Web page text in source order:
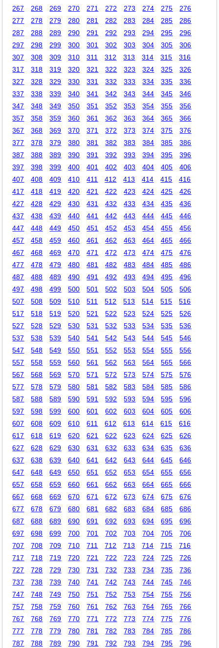
267 268 269 270 271 272 273 274 275
276
277
278 279 280 281 282 283 284 285
286
287
288 289 290 291 292 293 294 295
296
297
298 299 300 301 302 303 304 305
306
307
308 309 310 311 312 313 314 315
316
317
318 319 320 321 322 323 324 325
326
327
328 329 330 331 332 333 334 335
336
337
338 339 340 341 342 343 344 345
346
347
348 349 350 351 352 353 354 355
356
357
358 359 360 361 362 363 364 365
366
367
368 369 370 371 372 373 374 375
376
377
378 379 380 381 382 383 384 385
386
387
388 389 390 391 392 393 394 395
396
397
398 399 400 401 402 403 404 405
406
407
408 409 410 411 412 413 414 415
416
417
418 419 420 421 422 423 424 425
426
427
428 429 430 431 432 433 434 435
436
437
438 439 440 441 442 443 444 445
446
447
448 449 450 451 452 453 454 455
456
457
458 459 460 461 462 463 464 465
466
467
468 469 470 471 472 473 474 475
476
477
478 479 480 481 482 483 484 485
486
487
488 489 490 491 492 493 494 495
496
497
498 499 500 501 502 503 504 505
506
507
508 509 510 511 512 513 514 515
516
517
518 519 520 521 522 523 524 525
526
527
528 529 530 531 532 533 534 535
536
537
538 539 540 541 542 543 544 545
546
547
548 549 550 551 552 553 554 555
556
557
558 559 560 561 562 563 564 565
566
567
568 569 570 571 572 573 574 575
576
577
578 579 580 581 582 583 584 585
586
587
588 589 590 591 592 593 594 595
596
597
598 599 600 601 602 603 604 605
606
607
608 609 610 611 612 613 614 615
616
617
618 619 620 621 622 623 624 625
626
627
628 629 630 631 632 633 634 635
636
637
638 639 640 641 642 643 644 645
646
647
648 649 650 651 652 653 654 655
656
657
658 659 660 661 662 663 664 665
666
667
668 669 670 671 672 673 674 675
676
677
678 679 680 681 682 683 684 685
686
687
688 689 690 691 692 693 694 695
696
697
698 699 700 701 702 703 704 705
706
707
708 709 710 711 712 713 714 715
716
717
718 719 720 721 722 723 724 725
726
727
728 729 730 731 732 733 734 735
736
737
738 739 740 741 742 743 744 745
746
747
748 749 750 751 752 753 754 755
756
757
758 759 760 761 762 763 764 765
766
767
768 769 770 771 772 773 774 775
776
777
778 779 780 781 782 783 784 785
786
787
788 789 790 791 792 793 794 795
796